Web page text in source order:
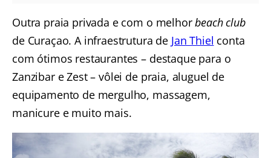
Outra praia privada e com o melhorbeach club
de Curaçao. A infraestrutura de Jan Thiel conta
com ótimos restaurantes – destaque para o
Zanzibar e Zest – vôlei de praia, aluguel de
equipamento de mergulho, massagem,
manicure e muito mais.